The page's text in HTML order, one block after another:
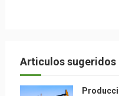
Articulos sugeridos